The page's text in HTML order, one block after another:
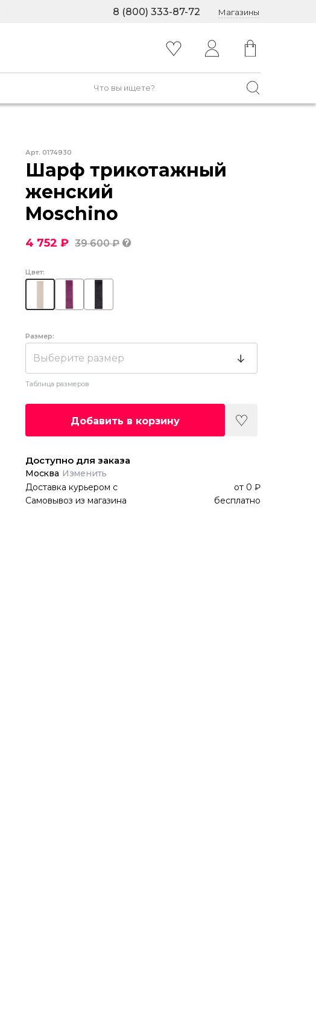
8 (800) 333-87-72 Магазины
Арт. 0174930
Шарф трикотажный
женский
Moschino
4 752 ₽ 39 600 ₽
Цвет:
Размер:
Выберите размер
Таблица размеров
Добавить в корзину
Доступно для заказа
Москва Изменить
Доставка курьером с от 0 ₽
Самовывоз из магазина
бесплатно